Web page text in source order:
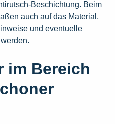
Beschichtung. Beim
auch auf das Material,
und eventuelle
im Bereich